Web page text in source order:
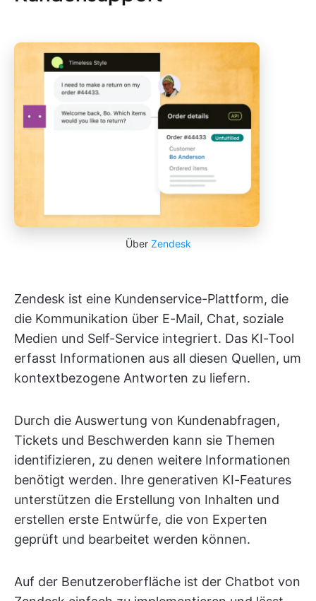
Über Zendesk
Zendesk ist eine Kundenservice-Plattform, die
die Kommunikation über E-Mail, Chat, soziale
Medien und Self-Service integriert. Das KI-Tool
erfasst Informationen aus all diesen Quellen, um
kontextbezogene Antworten zu liefern.
Durch die Auswertung von Kundenabfragen,
Tickets und Beschwerden kann sie Themen
identifizieren, zu denen weitere Informationen
benötigt werden. Ihre generativen KI-Features
unterstützen die Erstellung von Inhalten und
erstellen erste Entwürfe, die von Experten
geprüft und bearbeitet werden können.
Auf der Benutzeroberfläche ist der Chatbot von